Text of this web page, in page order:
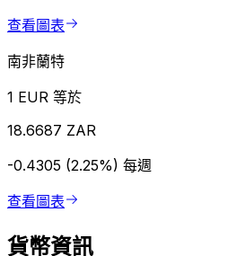
查看圖表
南非蘭特
1 EUR 等於
18.6687 ZAR
-0.4305 (2.25%) 每週
查看圖表
貨幣資訊